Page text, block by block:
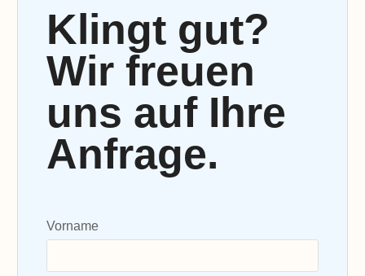
Klingt gut?
Wir freuen
uns auf Ihre
Anfrage.
Vorname